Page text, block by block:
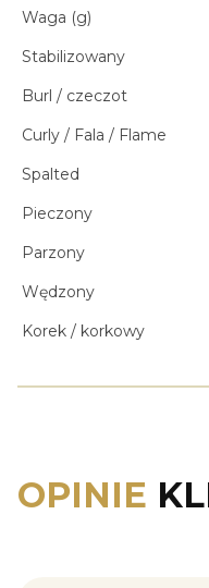
Waga (g)
Stabilizowany
Burl / czeczot
Curly / Fala / Flame
Spalted
Pieczony
Parzony
Wędzony
Korek / korkowy
OPINIE